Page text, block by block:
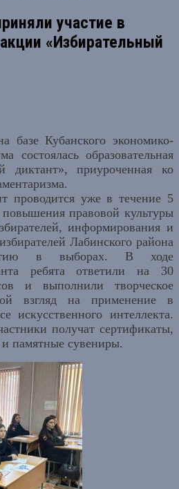
участие в
«Избирательный
базеКубанского экономико-
состоялась образовательная
диктант», приуроченная ко
проводится уже в течение 5
повышения правовой культуры
информирования и
Лабинского района
в выборах. В ходе
ребята ответили на 30
и выполнили творческое
взгляд на применение в
искусственного интеллекта.
получат сертификаты,
памятные сувениры.